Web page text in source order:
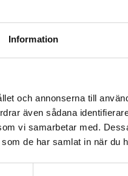
Information
och annonserna till
även sådana
vi samarbetar med.
de har samlat in när du